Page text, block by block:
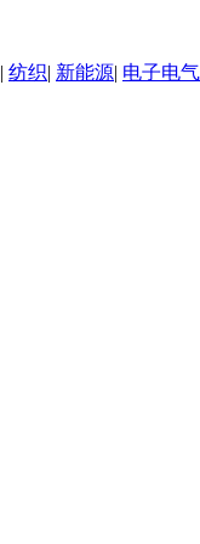
| 纺织| 新能源| 电子电气